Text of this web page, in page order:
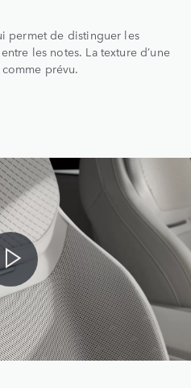
permet de distinguer les
les notes. La texture d’une
prévu.